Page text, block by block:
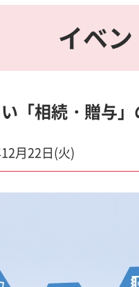
イベ
「相続・贈与
月22日(火)